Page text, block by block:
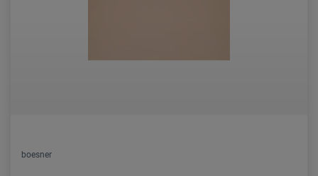
boesner